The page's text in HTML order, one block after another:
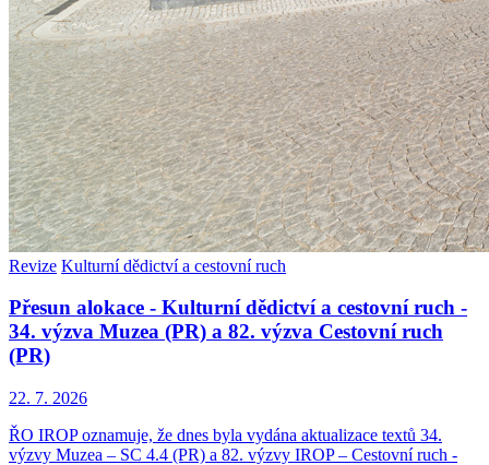
Revize Kulturní dědictví a cestovní ruch
Přesun alokace - Kulturní dědictví a cestovní ruch -
34. výzva Muzea (PR) a 82. výzva Cestovní ruch
(PR)
22. 7. 2026
ŘO IROP oznamuje, že dnes byla vydána aktualizace textů 34.
výzvy Muzea – SC 4.4 (PR) a 82. výzvy IROP – Cestovní ruch -